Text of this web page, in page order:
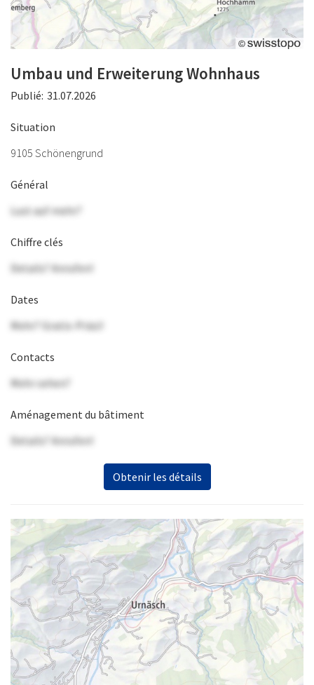
Umbau und Erweiterung Wohnhaus
Publié: 31.07.2026
Situation
9105 Schönengrund
Général
Lust auf mehr?
Chiffre clés
Details? Anrufen!
Dates
Mehr? Gratis-Präsi!
Contacts
Mehr sehen?
Aménagement du bâtiment
Details? Anrufen!
Obtenir les détails